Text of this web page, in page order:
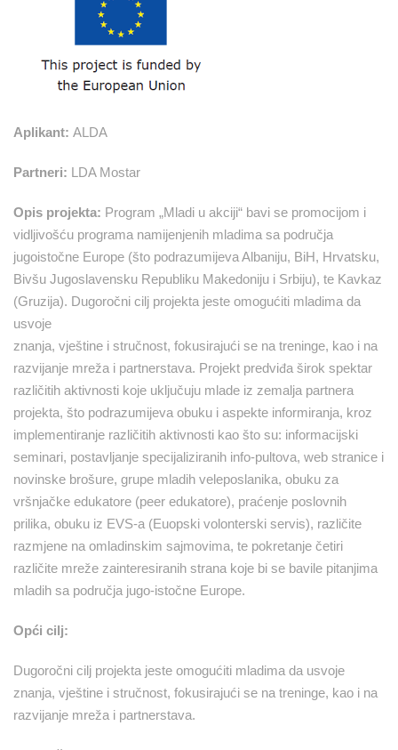
Aplikant: ALDA
Partneri: LDA Mostar
Opis projekta: Program „Mladi u akciji“ bavi se promocijom i
vidljivošću programa namijenjenih mladima sa područja
jugoistočne Europe (što podrazumijeva Albaniju, BiH, Hrvatsku,
Bivšu Jugoslavensku Republiku Makedoniju i Srbiju), te Kavkaz
(Gruzija). Dugoročni cilj projekta jeste omogućiti mladima da
usvoje
znanja, vještine i stručnost, fokusirajući se na treninge, kao i na
razvijanje mreža i partnerstava. Projekt predviđa širok spektar
različitih aktivnosti koje uključuju mlade iz zemalja partnera
projekta, što podrazumijeva obuku i aspekte informiranja, kroz
implementiranje različitih aktivnosti kao što su: informacijski
seminari, postavljanje specijaliziranih info-pultova, web stranice i
novinske brošure, grupe mladih veleposlanika, obuku za
vršnjačke edukatore (peer edukatore), praćenje poslovnih
prilika, obuku iz EVS-a (Euopski volonterski servis), različite
razmjene na omladinskim sajmovima, te pokretanje četiri
različite mreže zainteresiranih strana koje bi se bavile pitanjima
mladih sa područja jugo-istočne Europe.
Opći cilj:
Dugoročni cilj projekta jeste omogućiti mladima da usvoje
znanja, vještine i stručnost, fokusirajući se na treninge, kao i na
razvijanje mreža i partnerstava.